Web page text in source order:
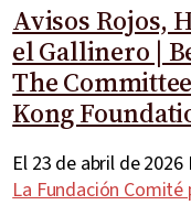
Avisos Rojos,
el Gallinero |
The
Kong
El 23 de abril de
La Fundación